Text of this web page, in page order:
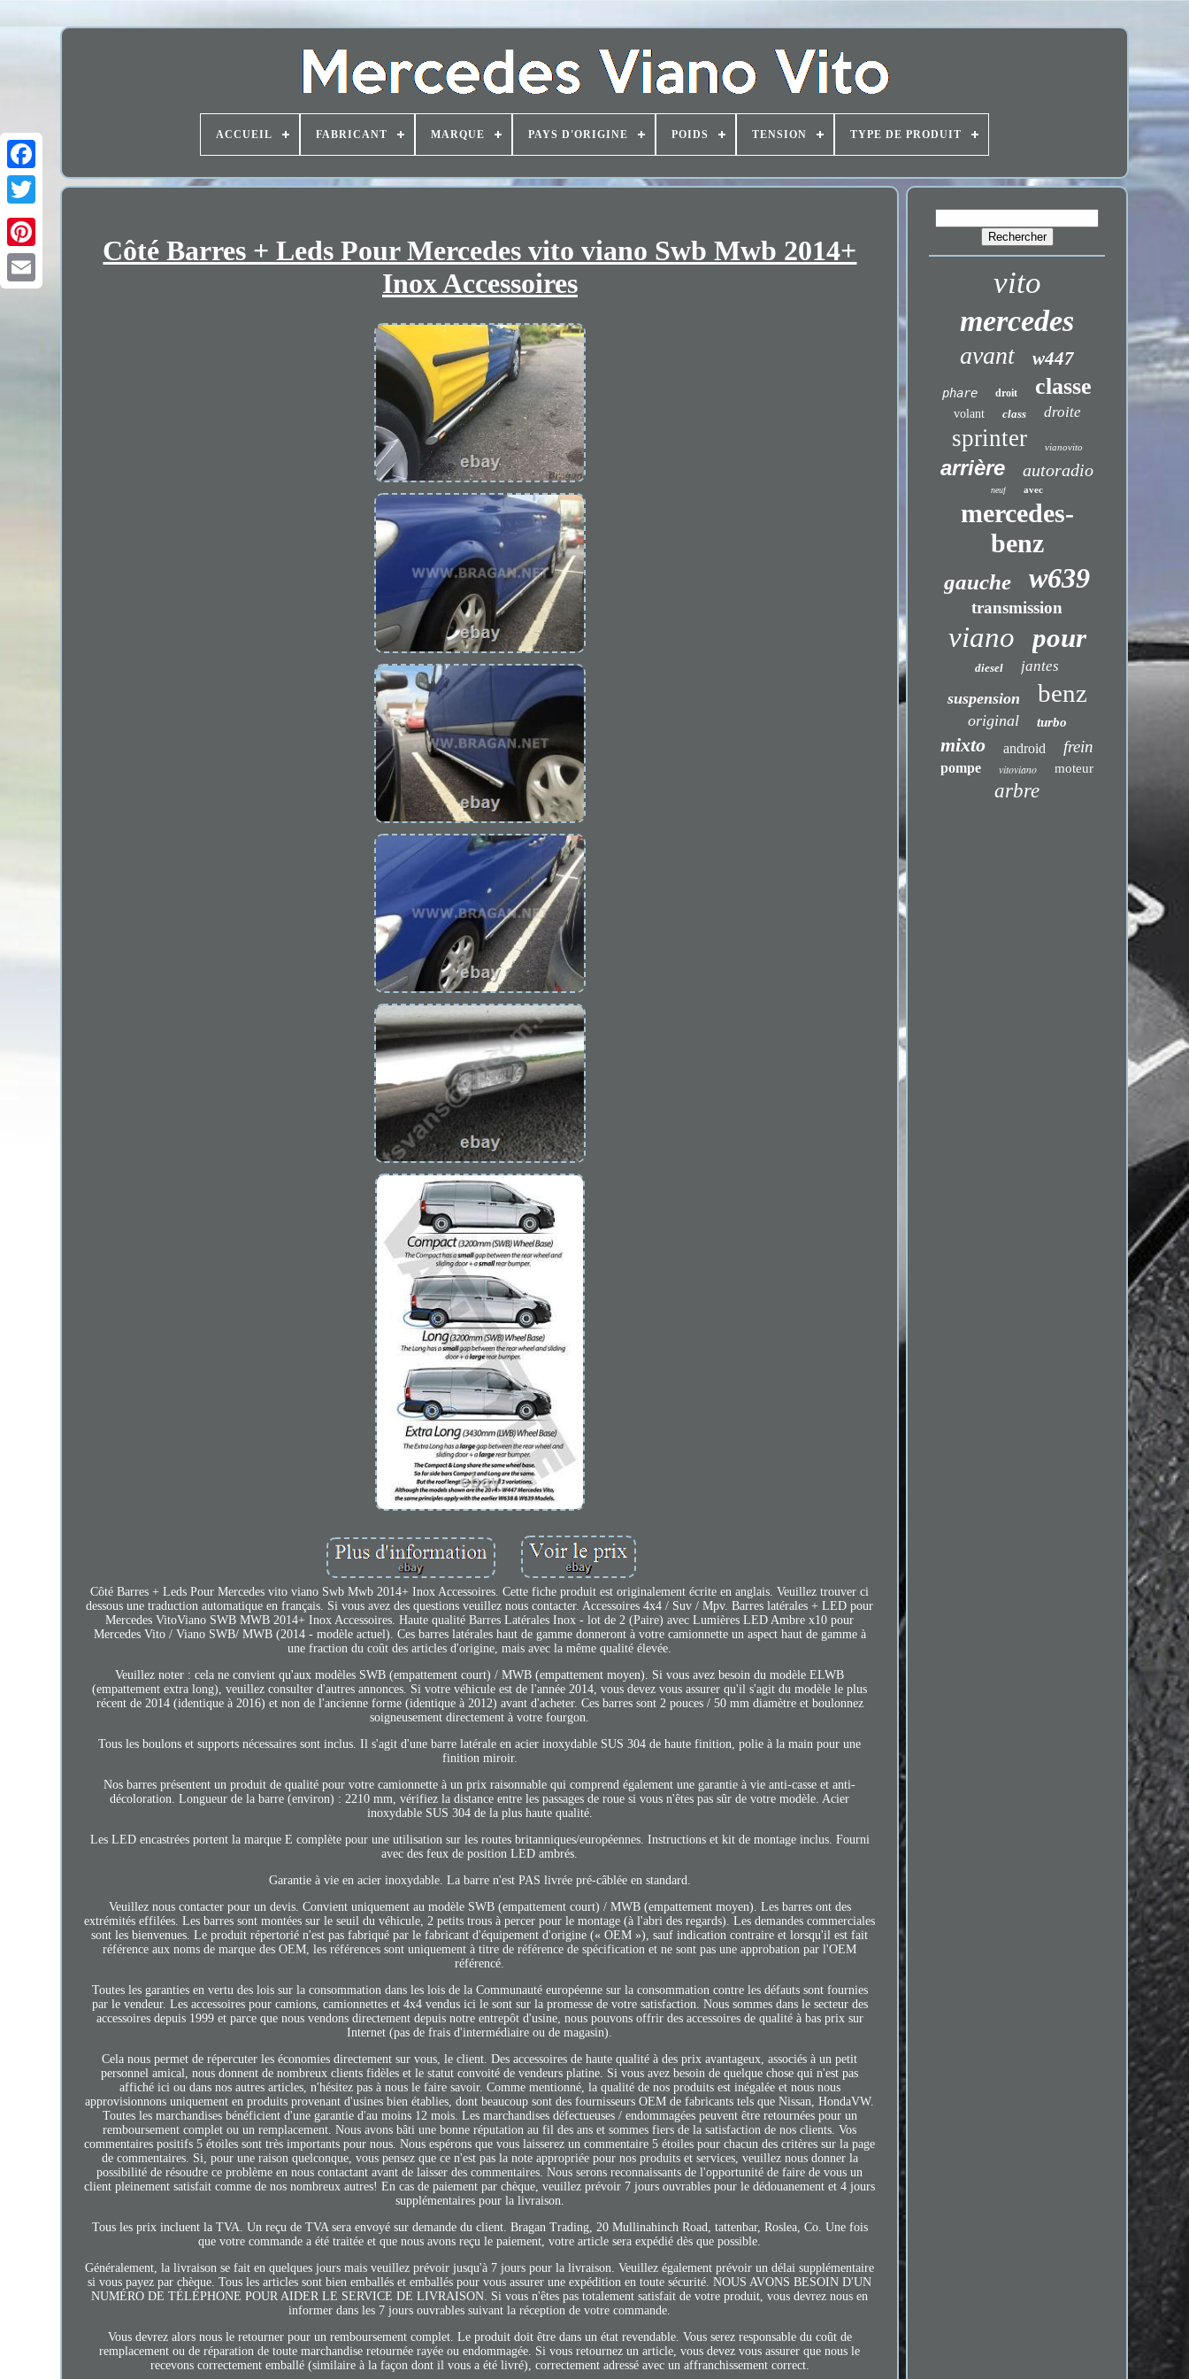
ACCUEIL FABRICANT MARQUE PAYS D'ORIGINE POIDS TENSION TYPE DE PRODUIT
Côté Barres + Leds Pour Mercedes vito viano Swb Mwb 2014+
Inox Accessoires
Côté Barres + Leds Pour Mercedes vito viano Swb Mwb 2014+ Inox Accessoires. Cette fiche produit est originalement écrite en anglais. Veuillez trouver ci
dessous une traduction automatique en français. Si vous avez des questions veuillez nous contacter. Accessoires 4x4 / Suv / Mpv. Barres latérales + LED pour
Mercedes VitoViano SWB MWB 2014+ Inox Accessoires. Haute qualité Barres Latérales Inox - lot de 2 (Paire) avec Lumières LED Ambre x10 pour
Mercedes Vito / Viano SWB/ MWB (2014 - modèle actuel). Ces barres latérales haut de gamme donneront à votre camionnette un aspect haut de gamme à
une fraction du coût des articles d'origine, mais avec la même qualité élevée.
Veuillez noter : cela ne convient qu'aux modèles SWB (empattement court) / MWB (empattement moyen). Si vous avez besoin du modèle ELWB
(empattement extra long), veuillez consulter d'autres annonces. Si votre véhicule est de l'année 2014, vous devez vous assurer qu'il s'agit du modèle le plus
récent de 2014 (identique à 2016) et non de l'ancienne forme (identique à 2012) avant d'acheter. Ces barres sont 2 pouces / 50 mm diamètre et boulonnez
soigneusement directement à votre fourgon.
Tous les boulons et supports nécessaires sont inclus. Il s'agit d'une barre latérale en acier inoxydable SUS 304 de haute finition, polie à la main pour une
finition miroir.
Nos barres présentent un produit de qualité pour votre camionnette à un prix raisonnable qui comprend également une garantie à vie anti-casse et anti-
décoloration. Longueur de la barre (environ) : 2210 mm, vérifiez la distance entre les passages de roue si vous n'êtes pas sûr de votre modèle. Acier
inoxydable SUS 304 de la plus haute qualité.
Les LED encastrées portent la marque E complète pour une utilisation sur les routes britanniques/européennes. Instructions et kit de montage inclus. Fourni
avec des feux de position LED ambrés.
Garantie à vie en acier inoxydable. La barre n'est PAS livrée pré-câblée en standard.
Veuillez nous contacter pour un devis. Convient uniquement au modèle SWB (empattement court) / MWB (empattement moyen). Les barres ont des
extrémités effilées. Les barres sont montées sur le seuil du véhicule, 2 petits trous à percer pour le montage (à l'abri des regards). Les demandes commerciales
sont les bienvenues. Le produit répertorié n'est pas fabriqué par le fabricant d'équipement d'origine (« OEM »), sauf indication contraire et lorsqu'il est fait
référence aux noms de marque des OEM, les références sont uniquement à titre de référence de spécification et ne sont pas une approbation par l'OEM
référencé.
Toutes les garanties en vertu des lois sur la consommation dans les lois de la Communauté européenne sur la consommation contre les défauts sont fournies
par le vendeur. Les accessoires pour camions, camionnettes et 4x4 vendus ici le sont sur la promesse de votre satisfaction. Nous sommes dans le secteur des
accessoires depuis 1999 et parce que nous vendons directement depuis notre entrepôt d'usine, nous pouvons offrir des accessoires de qualité à bas prix sur
Internet (pas de frais d'intermédiaire ou de magasin).
Cela nous permet de répercuter les économies directement sur vous, le client. Des accessoires de haute qualité à des prix avantageux, associés à un petit
personnel amical, nous donnent de nombreux clients fidèles et le statut convoité de vendeurs platine. Si vous avez besoin de quelque chose qui n'est pas
affiché ici ou dans nos autres articles, n'hésitez pas à nous le faire savoir. Comme mentionné, la qualité de nos produits est inégalée et nous nous
approvisionnons uniquement en produits provenant d'usines bien établies, dont beaucoup sont des fournisseurs OEM de fabricants tels que Nissan, HondaVW.
Toutes les marchandises bénéficient d'une garantie d'au moins 12 mois. Les marchandises défectueuses / endommagées peuvent être retournées pour un
remboursement complet ou un remplacement. Nous avons bâti une bonne réputation au fil des ans et sommes fiers de la satisfaction de nos clients. Vos
commentaires positifs 5 étoiles sont très importants pour nous. Nous espérons que vous laisserez un commentaire 5 étoiles pour chacun des critères sur la page
de commentaires. Si, pour une raison quelconque, vous pensez que ce n'est pas la note appropriée pour nos produits et services, veuillez nous donner la
possibilité de résoudre ce problème en nous contactant avant de laisser des commentaires. Nous serons reconnaissants de l'opportunité de faire de vous un
client pleinement satisfait comme de nos nombreux autres! En cas de paiement par chèque, veuillez prévoir 7 jours ouvrables pour le dédouanement et 4 jours
supplémentaires pour la livraison.
Tous les prix incluent la TVA. Un reçu de TVA sera envoyé sur demande du client. Bragan Trading, 20 Mullinahinch Road, tattenbar, Roslea, Co. Une fois
que votre commande a été traitée et que nous avons reçu le paiement, votre article sera expédié dès que possible.
Généralement, la livraison se fait en quelques jours mais veuillez prévoir jusqu'à 7 jours pour la livraison. Veuillez également prévoir un délai supplémentaire
si vous payez par chèque. Tous les articles sont bien emballés et emballés pour vous assurer une expédition en toute sécurité. NOUS AVONS BESOIN D'UN
NUMÉRO DE TÉLÉPHONE POUR AIDER LE SERVICE DE LIVRAISON. Si vous n'êtes pas totalement satisfait de votre produit, vous devrez nous en
informer dans les 7 jours ouvrables suivant la réception de votre commande.
Vous devrez alors nous le retourner pour un remboursement complet. Le produit doit être dans un état revendable. Vous serez responsable du coût de
remplacement ou de réparation de toute marchandise retournée rayée ou endommagée. Si vous retournez un article, vous devez vous assurer que nous le
recevons correctement emballé (similaire à la façon dont il vous a été livré), correctement adressé avec un affranchissement correct.
vito
mercedes
avant w447
phare droit classe
volant class droite
sprinter vianovito
arrière autoradio
neuf avec
mercedes-
benz
gauche w639
transmission
viano pour
diesel jantes
suspension benz
original turbo
mixto android frein
pompe vitoviano moteur
arbre